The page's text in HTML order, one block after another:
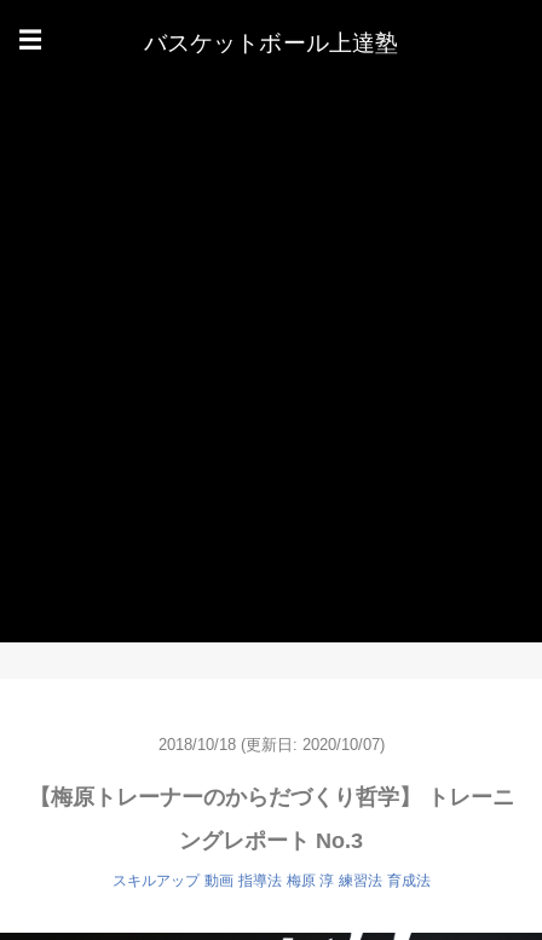
☰ バスケットボール上達塾
2018/10/18 (更新日: 2020/10/07)
【梅原トレーナーのからだづくり哲学】 トレーニ
ングレポート No.3
スキルアップ 動画 指導法 梅原 淳 練習法 育成法